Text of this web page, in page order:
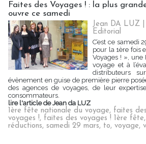
Faites des Voyages ! : la plus
ouvre ce samedi
Jean DA LUZ
Editorial
C’est ce samedi
pour la 1ère fois
Voyages ! », une
voyage et à
distributeurs
évènement en guise de première pierre
des agences de voyages, de leur
consommateurs.
lire l'article de Jean da LUZ
1ère fête nationale du voyage, faites
voyages !, faites des voyages ! 1ère fête,
réductions, samedi 29 mars, to, voyage,